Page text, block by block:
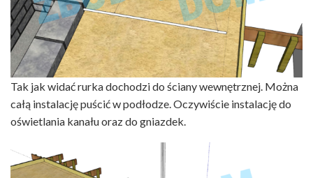
Tak jak widać rurka dochodzi do ściany wewnętrznej. Można
całą instalację puścić w podłodze. Oczywiście instalację do
oświetlania kanału oraz do gniazdek.